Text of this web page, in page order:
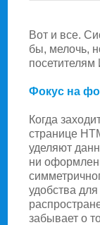
Вот и все.
бы, мелочь,
посетителям
Фокус на
Когда
странице
уделяют
ни
удобства
забывает о